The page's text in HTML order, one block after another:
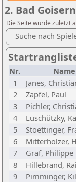
2. Bad
Die Seite wurde zuletzt
Suche nach
Nr. Name
1
Janes,
2
Zapfel, Paul
3
Pichler,
4
Luschützky,
5
Stoettinger,
6
Mitterholzer,
7
Graf, Philippe
8
Hillebrand,
9
Pimminger,